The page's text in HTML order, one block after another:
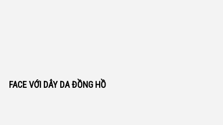
FACE VỚI DÂY DA ĐỒNG HỒ